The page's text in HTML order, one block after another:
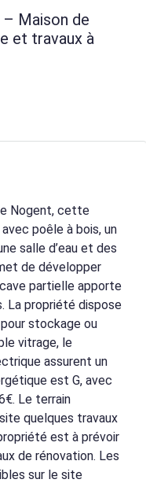
Maison de
et travaux à
Nogent, cette
poêle à bois, un
salle d’eau et des
de développer
cave partielle apporte
La propriété dispose
pour stockage ou
vitrage, le
assurent un
est G, avec
Le terrain
quelques travaux
est à prévoir
de rénovation. Les
sur le site